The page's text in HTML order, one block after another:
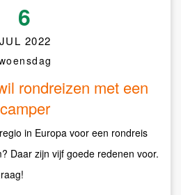
6
JUL 2022
rondreizen met een
camper
in Europa voor een rondreis
Daar zijn vijf goede redenen voor.